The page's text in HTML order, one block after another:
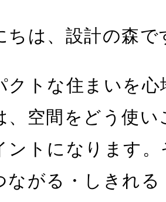
ちは、設計の森で
クトな住まいを
、空間をどう使
ントになります
ながる・しきれ